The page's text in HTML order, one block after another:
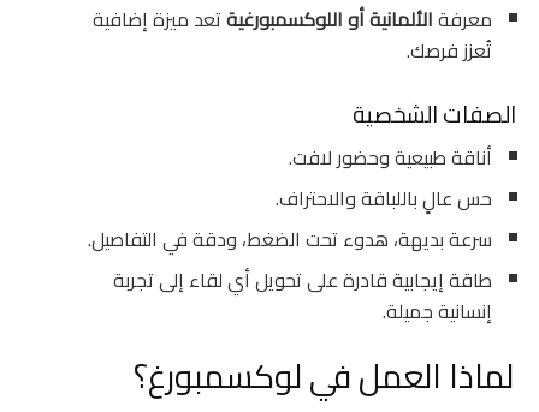
معرفةالألمانية أو اللوكسمبورغيةتعد ميزة إضافية
تُعزز فرصك.
الصفات الشخصية
أناقة طبيعية وحضور لافت.
حس عالٍ باللباقة والاحتراف.
سرعة بديهة، هدوء تحت الضغط، ودقة في التفاصيل.
طاقة إيجابية قادرة على تحويل أي لقاء إلى تجربة
إنسانية جميلة.
لماذا العمل في لوكسمبورغ؟